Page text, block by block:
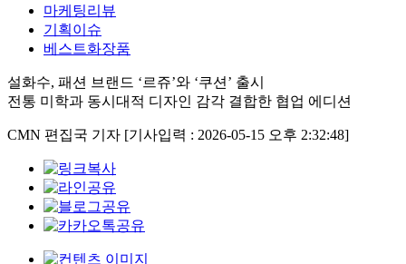
마케팅리뷰
기획이슈
베스트화장품
설화수, 패션 브랜드 ‘르쥬’와 ‘쿠션’ 출시
전통 미학과 동시대적 디자인 감각 결합한 협업 에디션
CMN 편집국 기자 [기사입력 : 2026-05-15 오후 2:32:48]